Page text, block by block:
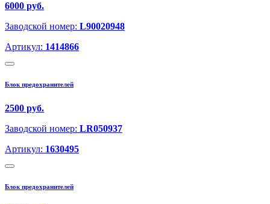
6000 руб.
Заводской номер: L90020948
Артикул: 1414866
Блок предохранителей
2500 руб.
Заводской номер: LR050937
Артикул: 1630495
Блок предохранителей